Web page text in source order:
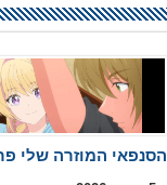
הסנפאי המוזרה שלי